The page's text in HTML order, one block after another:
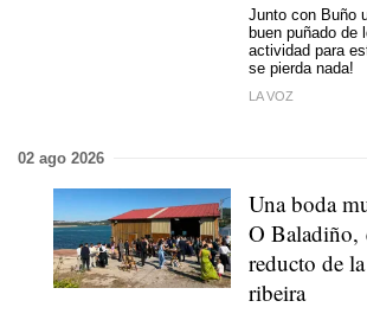
Junto con Buño
buen puñado de
actividad para
se pierda nada!
LA VOZ
02 ago 2026
Una boda
O Baladiño,
reducto de
ribeira